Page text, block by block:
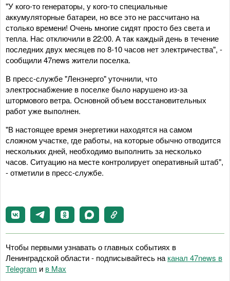
"У кого-то генераторы, у кого-то специальные
аккумуляторные батареи, но все это не рассчитано на
столько времени! Очень многие сидят просто без света и
тепла. Нас отключили в 22:00. А так каждый день в течение
последних двух месяцев по 8-10 часов нет электричества", -
сообщили 47news жители поселка.
В пресс-службе "Ленэнерго" уточнили, что
электроснабжение в поселке было нарушено из-за
штормового ветра. Основной объем восстановительных
работ уже выполнен.
"В настоящее время энергетики находятся на самом
сложном участке, где работы, на которые обычно отводится
нескольких дней, необходимо выполнить за несколько
часов. Ситуацию на месте контролирует оперативный штаб",
- отметили в пресс-службе.
Чтобы первыми узнавать о главных событиях в
Ленинградской области - подписывайтесь на канал 47news в
Telegram и в Maх